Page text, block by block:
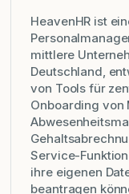
HeavenHR ist
mittlere
Deutschland,
von Tools für
Onboarding von
Service-
ihre eigenen
beantragen